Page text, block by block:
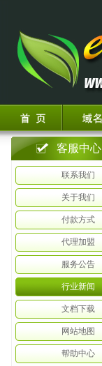
客服中心
联系我们
关于我们
付款方式
代理加盟
服务公告
行业新闻
文档下载
网站地图
帮助中心